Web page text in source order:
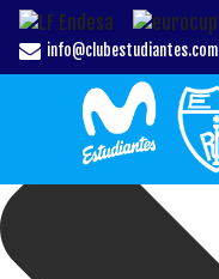
Gestionar el
info@clubestudiantes.com